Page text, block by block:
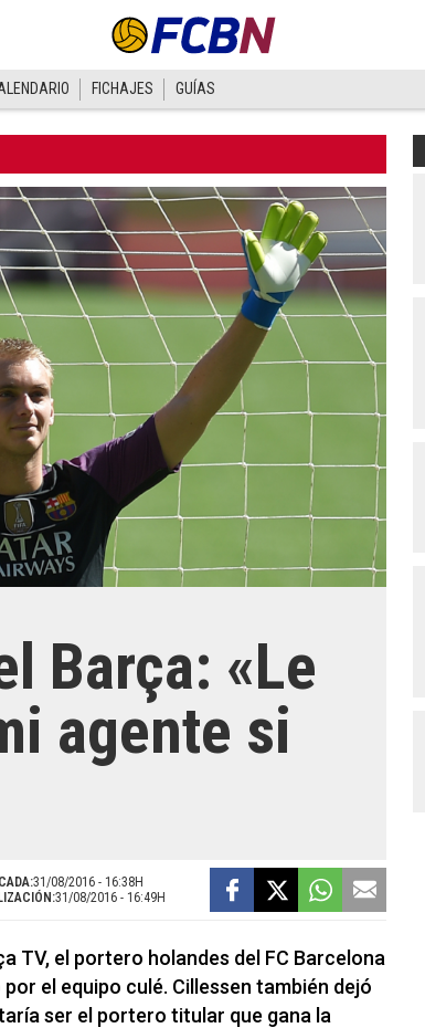
FICHAJES GUÍAS
Barça: «Le
agente si
31/08/2016 - 16:38H
31/08/2016 - 16:49H
TV, el portero holandes del FC Barcelona
el equipo culé. Cillessen también dejó
ser el portero titular que gana la